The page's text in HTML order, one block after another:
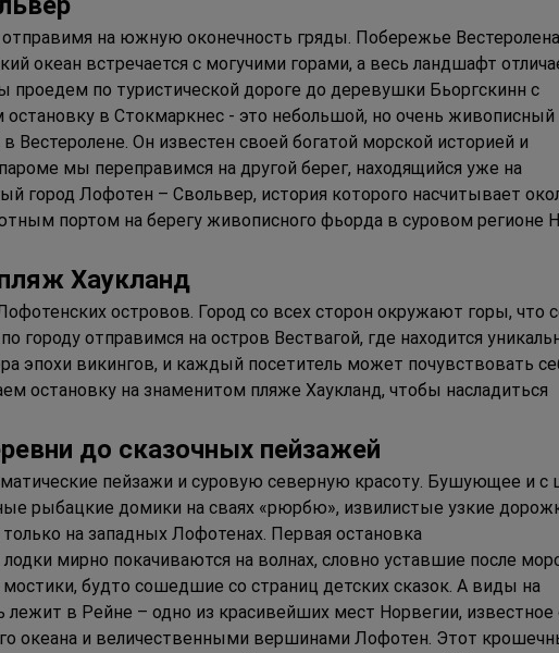
на южную оконечность гряды. Побережье
океан встречается с могучими горами, а весь ландшафт
по туристической дороге до деревушки Бьоргскинн с
в Стокмаркнес - это небольшой, но очень живописный
Вестеролене. Он известен своей богатой морской историей и
мы переправимся на другой берег, находящийся уже на
город Лофотен – Свольвер, история которого насчитывает
портом на берегу живописного фьорда в суровом регионе
Хаукланд
островов. Город со всех сторон окружают горы, что
городу отправимся на остров Вествагой, где находится
эпохи викингов, и каждый посетитель может почувствовать
остановку на знаменитом пляже Хаукланд, чтобы насладиться
до сказочных пейзажей
пейзажи и суровую северную красоту. Бушующее и
рыбацкие домики на сваях «рюрбю», извилистые узкие
на западных Лофотенах. Первая остановка
мирно покачиваются на волнах, словно уставшие после
будто сошедшие со страниц детских сказок. А виды на
в Рейне – одно из красивейших мест Норвегии, известное
океана и величественными вершинами Лофотен. Этот